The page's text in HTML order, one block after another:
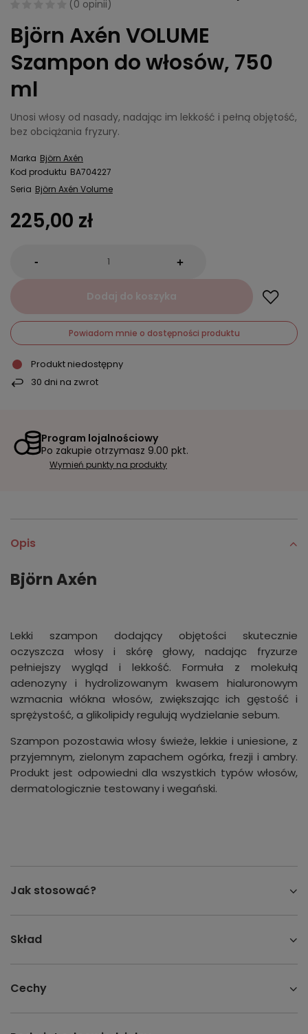
(0 opinii)
Björn Axén VOLUME
Szampon do włosów, 750
ml
Unosi włosy od nasady, nadając im lekkość i pełną objętość,
bez obciążania fryzury.
Marka Björn Axén
Kod produktu BA704227
Seria Björn Axén Volume
225,00 zł
- +
Dodaj do koszyka
Powiadom mnie o dostępności produktu
Produkt niedostępny
30 dni na zwrot
Program lojalnościowy
Po zakupie otrzymasz 9.00 pkt.
Wymień punkty na produkty
Opis
Björn Axén
Lekki szampon dodający objętości skutecznie
oczyszcza włosy i skórę głowy, nadając fryzurze
pełniejszy wygląd i lekkość. Formuła z molekułą
adenozyny i hydrolizowanym kwasem hialuronowym
wzmacnia włókna włosów, zwiększając ich gęstość i
sprężystość, a glikolipidy regulują wydzielanie sebum.
Szampon pozostawia włosy świeże, lekkie i uniesione, z
przyjemnym, zielonym zapachem ogórka, frezji i ambry.
Produkt jest odpowiedni dla wszystkich typów włosów,
dermatologicznie testowany i wegański.
Jak stosować?
Skład
Cechy